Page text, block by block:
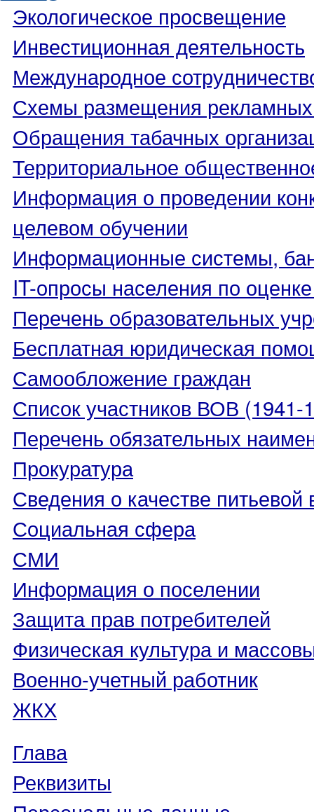
Экологическое просвещение
Инвестиционная деятельность
Международное
Схемы размещения рекламных
Обращения табачных
Территориальное
Информация о проведении
целевом обучении
Информационные системы,
IT-опросы населения по
Перечень образовательных
Бесплатная юридическая
Самообложение граждан
Список участников ВОВ (1941-
Перечень обязательных
Прокуратура
Сведения о качестве питьевой
Социальная сфера
СМИ
Информация о поселении
Защита прав потребителей
Физическая культура и
Военно-учетный работник
ЖКХ
Глава
Реквизиты